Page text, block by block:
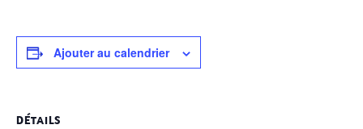
Ajouter au calendrier
DÉTAILS